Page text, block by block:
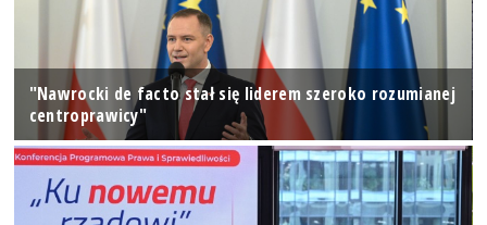
"Nawrocki de facto stał się liderem szeroko rozumianej
centroprawicy"